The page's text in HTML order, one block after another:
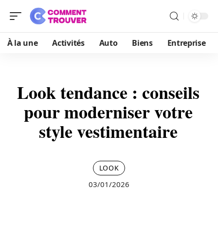
À la une Activités Auto Biens Entreprise
Look tendance : conseils
pour moderniser votre
style vestimentaire
LOOK
03/01/2026